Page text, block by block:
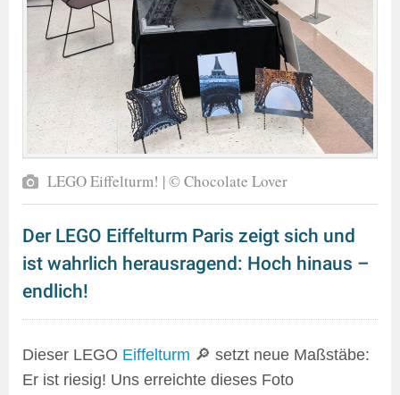
LEGO Eiffelturm! | © Chocolate Lover
Der LEGO Eiffelturm Paris zeigt sich und
ist wahrlich herausragend: Hoch hinaus –
endlich!
Dieser LEGO Eiffelturm 🔎 setzt neue Maßstäbe:
Er ist riesig! Uns erreichte dieses Foto